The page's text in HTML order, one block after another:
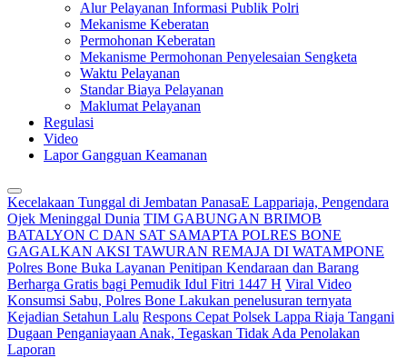
Alur Pelayanan Informasi Publik Polri
Mekanisme Keberatan
Permohonan Keberatan
Mekanisme Permohonan Penyelesaian Sengketa
Waktu Pelayanan
Standar Biaya Pelayanan
Maklumat Pelayanan
Regulasi
Video
Lapor Gangguan Keamanan
Kecelakaan Tunggal di Jembatan PanasaE Lappariaja, Pengendara
Ojek Meninggal Dunia TIM GABUNGAN BRIMOB
BATALYON C DAN SAT SAMAPTA POLRES BONE
GAGALKAN AKSI TAWURAN REMAJA DI WATAMPONE
Polres Bone Buka Layanan Penitipan Kendaraan dan Barang
Berharga Gratis bagi Pemudik Idul Fitri 1447 H Viral Video
Konsumsi Sabu, Polres Bone Lakukan penelusuran ternyata
Kejadian Setahun Lalu Respons Cepat Polsek Lappa Riaja Tangani
Dugaan Penganiayaan Anak, Tegaskan Tidak Ada Penolakan
Laporan